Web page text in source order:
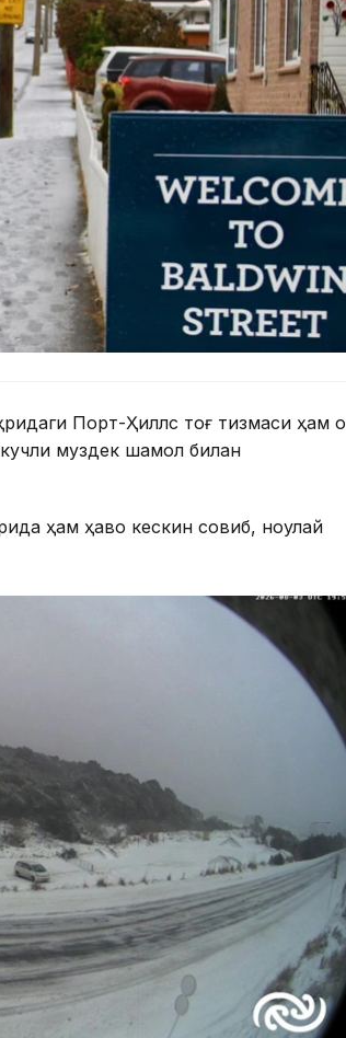
Порт-Ҳиллс тоғ тизмаси ҳам оқ
кучли муздек шамол билан
ҳам ҳаво кескин совиб, ноқулай